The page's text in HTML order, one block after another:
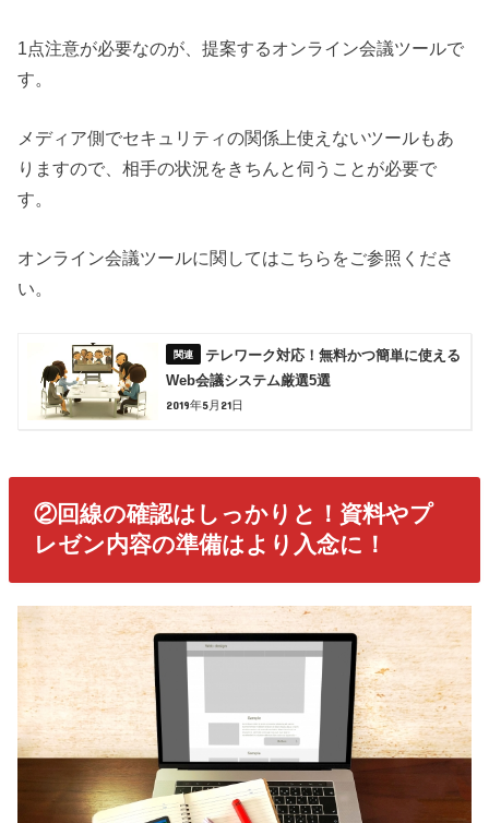
1点注意が必要なのが、提案するオンライン会議ツールで
す。
メディア側でセキュリティの関係上使えないツールもあ
りますので、相手の状況をきちんと伺うことが必要で
す。
オンライン会議ツールに関してはこちらをご参照くださ
い。
テレワーク対応！無料かつ簡単に使える
Web会議システム厳選5選
2019年5月21日
②回線の確認はしっかりと！資料やプ
レゼン内容の準備はより入念に！